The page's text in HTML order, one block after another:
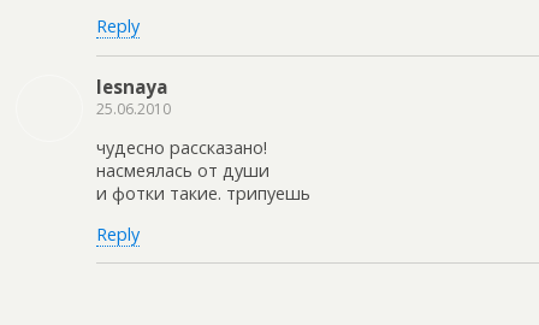
Reply
lesnaya
25.06.2010
чудесно рассказано!
насмеялась от души
и фотки такие. трипуешь
Reply